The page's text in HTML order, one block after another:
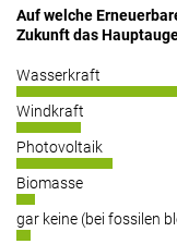
Auf welche
Zukunft das
Wasserkraft
Windkraft
Photovoltaik
Biomasse
gar keine (bei fossilen